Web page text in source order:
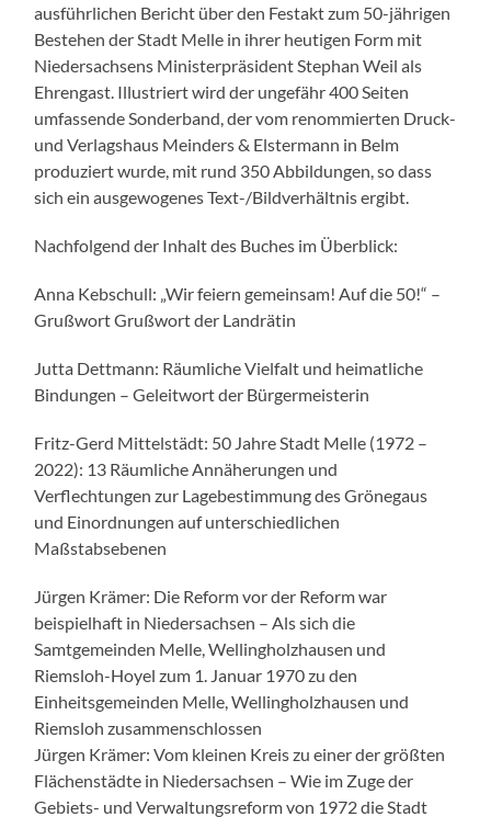
ausführlichen Bericht über den Festakt zum 50-jährigen
Bestehen der Stadt Melle in ihrer heutigen Form mit
Niedersachsens Ministerpräsident Stephan Weil als
Ehrengast. Illustriert wird der ungefähr 400 Seiten
umfassende Sonderband, der vom renommierten Druck-
und Verlagshaus Meinders & Elstermann in Belm
produziert wurde, mit rund 350 Abbildungen, so dass
sich ein ausgewogenes Text-/Bildverhältnis ergibt.
Nachfolgend der Inhalt des Buches im Überblick:
Anna Kebschull: „Wir feiern gemeinsam! Auf die 50!“ –
Grußwort Grußwort der Landrätin
Jutta Dettmann: Räumliche Vielfalt und heimatliche
Bindungen – Geleitwort der Bürgermeisterin
Fritz-Gerd Mittelstädt: 50 Jahre Stadt Melle (1972 –
2022): 13 Räumliche Annäherungen und
Verflechtungen zur Lagebestimmung des Grönegaus
und Einordnungen auf unterschiedlichen
Maßstabsebenen
Jürgen Krämer: Die Reform vor der Reform war
beispielhaft in Niedersachsen – Als sich die
Samtgemeinden Melle, Wellingholzhausen und
Riemsloh-Hoyel zum 1. Januar 1970 zu den
Einheitsgemeinden Melle, Wellingholzhausen und
Riemsloh zusammenschlossen
Jürgen Krämer: Vom kleinen Kreis zu einer der größten
Flächenstädte in Niedersachsen – Wie im Zuge der
Gebiets- und Verwaltungsreform von 1972 die Stadt